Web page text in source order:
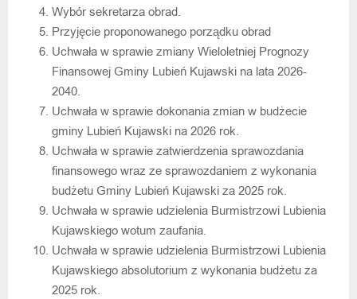
Wybór sekretarza obrad.
Przyjęcie proponowanego porządku obrad
Uchwała w sprawie zmiany Wieloletniej Prognozy
Finansowej Gminy Lubień Kujawski na lata 2026-
2040.
Uchwała w sprawie dokonania zmian w budżecie
gminy Lubień Kujawski na 2026 rok.
Uchwała w sprawie zatwierdzenia sprawozdania
finansowego wraz ze sprawozdaniem z wykonania
budżetu Gminy Lubień Kujawski za 2025 rok.
Uchwała w sprawie udzielenia Burmistrzowi Lubienia
Kujawskiego wotum zaufania.
Uchwała w sprawie udzielenia Burmistrzowi Lubienia
Kujawskiego absolutorium z wykonania budżetu za
2025 rok.